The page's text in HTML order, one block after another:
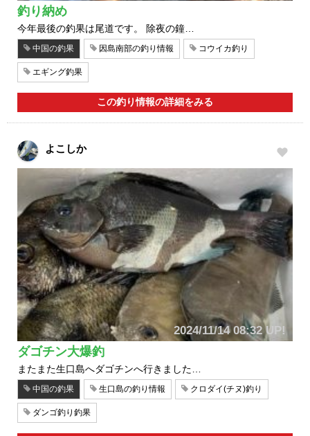
釣り納め
今年最後の釣果は尾道です。 除夜の鐘…
中国の釣果 因島南部の釣り情報 コウイカ釣り
エギング釣果
この釣り情報の詳細をみる
よこしか
2024/11/14 08:32 UP!
ダゴチン大爆釣
またまた生口島へダゴチンへ行きました…
中国の釣果 生口島の釣り情報 クロダイ(チヌ)釣り
ダンゴ釣り釣果